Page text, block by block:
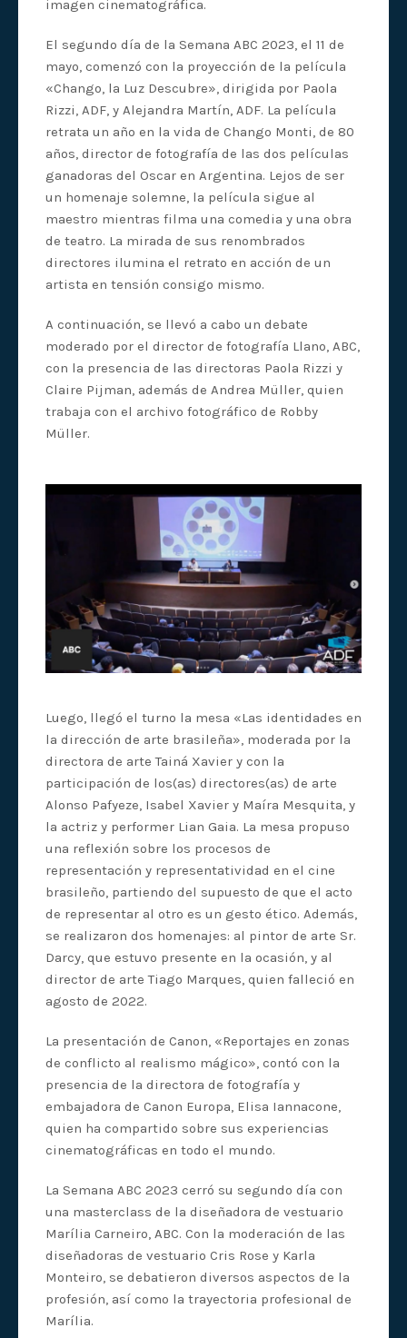
imagen cinematográfica.
El segundo día de la Semana ABC 2023, el 11 de
mayo, comenzó con la proyección de la película
«Chango, la Luz Descubre», dirigida por Paola
Rizzi, ADF, y Alejandra Martín, ADF. La película
retrata un año en la vida de Chango Monti, de 80
años, director de fotografía de las dos películas
ganadoras del Oscar en Argentina. Lejos de ser
un homenaje solemne, la película sigue al
maestro mientras filma una comedia y una obra
de teatro. La mirada de sus renombrados
directores ilumina el retrato en acción de un
artista en tensión consigo mismo.
A continuación, se llevó a cabo un debate
moderado por el director de fotografía Llano, ABC,
con la presencia de las directoras Paola Rizzi y
Claire Pijman, además de Andrea Müller, quien
trabaja con el archivo fotográfico de Robby
Müller.
Luego, llegó el turno la mesa «Las identidades en
la dirección de arte brasileña», moderada por la
directora de arte Tainá Xavier y con la
participación de los(as) directores(as) de arte
Alonso Pafyeze, Isabel Xavier y Maíra Mesquita, y
la actriz y performer Lian Gaia. La mesa propuso
una reflexión sobre los procesos de
representación y representatividad en el cine
brasileño, partiendo del supuesto de que el acto
de representar al otro es un gesto ético. Además,
se realizaron dos homenajes: al pintor de arte Sr.
Darcy, que estuvo presente en la ocasión, y al
director de arte Tiago Marques, quien falleció en
agosto de 2022.
La presentación de Canon, «Reportajes en zonas
de conflicto al realismo mágico», contó con la
presencia de la directora de fotografía y
embajadora de Canon Europa, Elisa Iannacone,
quien ha compartido sobre sus experiencias
cinematográficas en todo el mundo.
La Semana ABC 2023 cerró su segundo día con
una masterclass de la diseñadora de vestuario
Marília Carneiro, ABC. Con la moderación de las
diseñadoras de vestuario Cris Rose y Karla
Monteiro, se debatieron diversos aspectos de la
profesión, así como la trayectoria profesional de
Marília.